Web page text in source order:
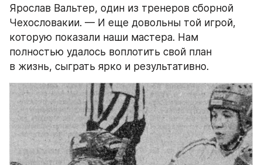
Ярослав Вальтер, один из тренеров сборной
Чехословакии. — И еще довольны той игрой,
которую показали наши мастера. Нам
полностью удалось воплотить свой план
в жизнь, сыграть ярко и результативно.